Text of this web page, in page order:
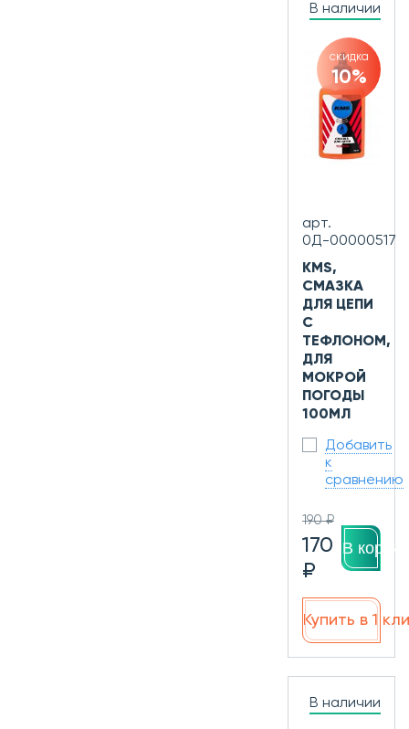
В наличии
скидка
10%
арт.
0Д-00000517
KMS,
СМАЗКА
ДЛЯ ЦЕПИ
С
ТЕФЛОНОМ,
ДЛЯ
МОКРОЙ
ПОГОДЫ
100МЛ
Добавить
к
сравнению
190 ₽
170
₽
В
Купить в 1
В наличии